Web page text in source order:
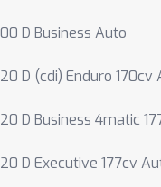
D Business Auto
D (cdi) Enduro 170cv
D Business 4matic
D Executive 177cv